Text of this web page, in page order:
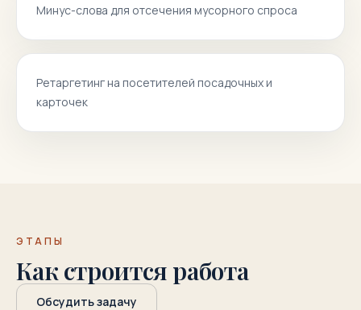
Минус-слова для отсечения мусорного спроса
Ретаргетинг на посетителей посадочных и
карточек
ЭТАПЫ
Как строится работа
Обсудить задачу